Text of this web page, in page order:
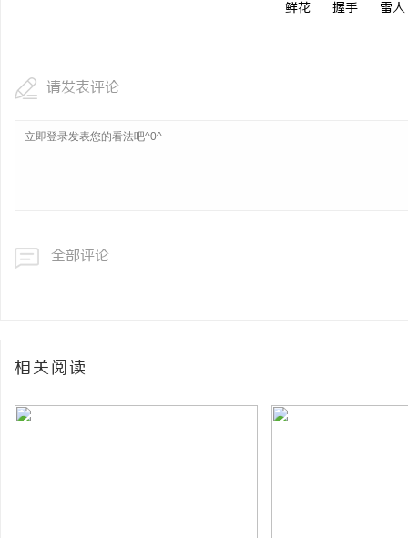
鲜花 握手 雷人
请发表评论
全部评论
相关阅读